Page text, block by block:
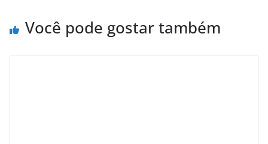
Você pode gostar também